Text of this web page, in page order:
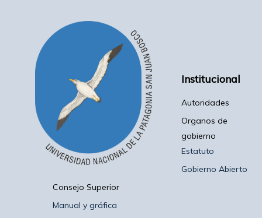
Institucional
Autoridades
Organos de
gobierno
Estatuto
Gobierno Abierto
Consejo Superior
Manual y gráfica